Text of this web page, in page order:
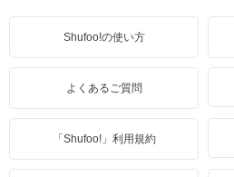
Shufoo!の使い方
よくあるご質問
「Shufoo!」利用規約